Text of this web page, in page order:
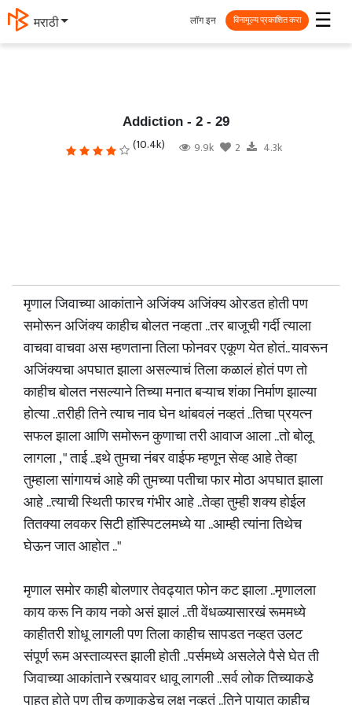
தமிழ் ☰
लॉग इन विनामूल्य प्रकाशित करा
Addiction - 2 - 29
(10.4k) 9.9k 2 4.3k
मृणाल जिवाच्या आकांताने अजिंक्य अजिंक्य ओरडत होती पण
समोरून अजिंक्य काहीच बोलत नव्हता ..तर बाजूची गर्दी त्याला
वाचवा वाचवा अस म्हणताना तिला फोनवर एकूण येत होतं.. यावरून
अजिंक्यचा अपघात झाला असल्याचं तिला कळालं होतं पण तो
काहीच बोलत नसल्याने तिच्या मनात बऱ्याच शंका निर्माण झाल्या
होत्या ..तरीही तिने त्याच नाव घेन थांबवलं नव्हतं ..तिचा प्रयत्न
सफल झाला आणि समोरून कुणाचा तरी आवाज आला ..तो बोलू
लागला , " ताई ..इथे तुमचा नंबर वाईफ म्हणून सेव्ह आहे तेव्हा
तुम्हाला सांगायचं आहे की तुमच्या पतीचा फार मोठा अपघात झाला
आहे ..त्याची स्थिती फारच गंभीर आहे ..तेव्हा तुम्ही शक्य होईल
तितक्या लवकर सिटी हॉस्पिटलमध्ये या ..आम्ही त्यांना तिथेच
घेऊन जात आहोत .."
मृणाल समोर काही बोलणार तेवढ्यात फोन कट झाला ..मृणालला
काय करू नि काय नको असं झालं ..ती वेंधळ्यासारखं रूममध्ये
काहीतरी शोधू लागली पण तिला काहीच सापडत नव्हत उलट
संपूर्ण रूम अस्ताव्यस्त झाली होती ..पर्समध्ये असलेले पैसे घेत ती
जिवाच्या आकांताने रस्त्यावर धावू लागली ..सर्व लोक तिच्याकडे